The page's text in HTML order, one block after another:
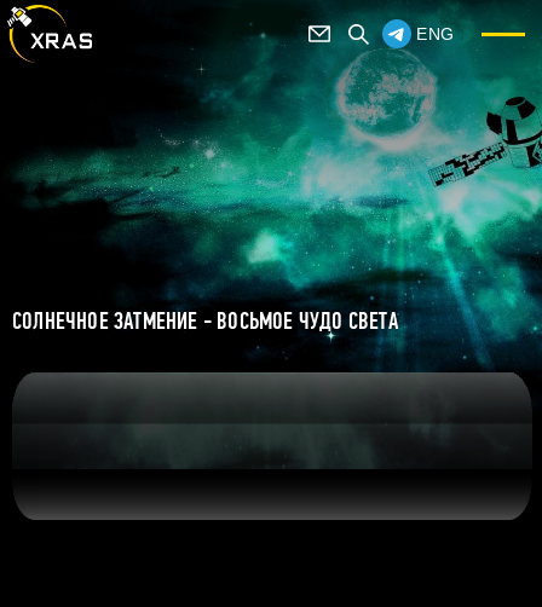
ENG
СОЛНЕЧНОЕ ЗАТМЕНИЕ - ВОСЬМОЕ ЧУДО СВЕТА
Китай. Пагоды.
Солнечная корона - лучи видимого света, рассеянные на
электронах во внешней атмосфере Солнца.
Тень Луны на поверхности Земли. Так выглядит затмение из
космоса.
Луна проходит по солнечному диску. Так выглядит частичное
Сквозь облака.